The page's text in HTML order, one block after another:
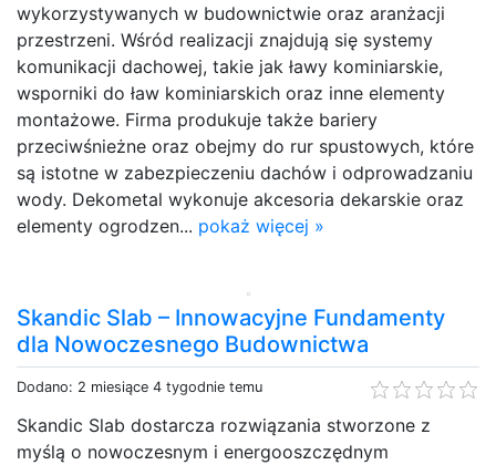
wykorzystywanych w budownictwie oraz aranżacji
przestrzeni. Wśród realizacji znajdują się systemy
komunikacji dachowej, takie jak ławy kominiarskie,
wsporniki do ław kominiarskich oraz inne elementy
montażowe. Firma produkuje także bariery
przeciwśnieżne oraz obejmy do rur spustowych, które
są istotne w zabezpieczeniu dachów i odprowadzaniu
wody. Dekometal wykonuje akcesoria dekarskie oraz
elementy ogrodzen... pokaż więcej »
Skandic Slab – Innowacyjne Fundamenty
dla Nowoczesnego Budownictwa
Dodano: 2 miesiące 4 tygodnie temu
Skandic Slab dostarcza rozwiązania stworzone z
myślą o nowoczesnym i energooszczędnym